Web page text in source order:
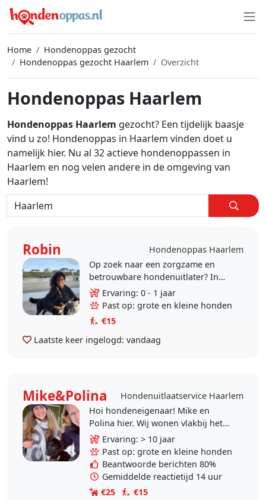
Home
Hondenoppas gezocht
Hondenoppas gezocht Haarlem
Overzicht
Hondenoppas Haarlem
Hondenoppas Haarlem gezocht? Een tijdelijk baasje
vind u zo! Hondenoppas in Haarlem vinden doet u
namelijk hier. Nu al 32 actieve hondenoppassen in
Haarlem en nog velen andere in de omgeving van
Haarlem!
Robin
Hondenoppas Haarlem
Op zoek naar een zorgzame en
betrouwbare hondenuitlater? In
Vijfhuizen, Haarlem en omgeving?
Ik ben Robin en naast dat ik zelf 2
Roemeense..
Ervaring: 0 - 1 jaar
Past op: grote en kleine honden
€15
Laatste keer ingelogd: vandaag
Mike&Polina
Hondenuitlaatservice Haarlem
Hoi hondeneigenaar! Mike en
Polina hier. Wij wonen vlakbij het
centrum van Haarlem. Wij houden
enorm van dieren, en ook van
reizen. Dat is niet..
Ervaring: > 10 jaar
Past op: grote en kleine honden
Beantwoorde berichten 80%
Gemiddelde reactietijd 14 uur
€25
€15